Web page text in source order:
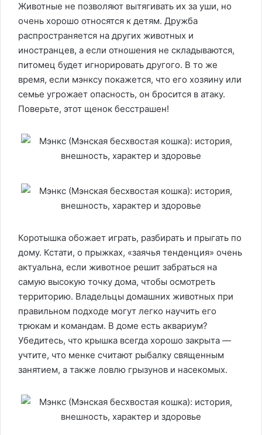
Животные не позволяют вытягивать их за уши, но
очень хорошо относятся к детям. Дружба
распространяется на других животных и
иностранцев, а если отношения не складываются,
питомец будет игнорировать другого. В то же
время, если мэнксу покажется, что его хозяину или
семье угрожает опасность, он бросится в атаку.
Поверьте, этот щенок бесстрашен!
Коротышка обожает играть, разбирать и прыгать по
дому. Кстати, о прыжках, «заячья тенденция» очень
актуальна, если животное решит забраться на
самую высокую точку дома, чтобы осмотреть
территорию. Владельцы домашних животных при
правильном подходе могут легко научить его
трюкам и командам. В доме есть аквариум?
Убедитесь, что крышка всегда хорошо закрыта —
учтите, что менке считают рыбалку священным
занятием, а также ловлю грызунов и насекомых.